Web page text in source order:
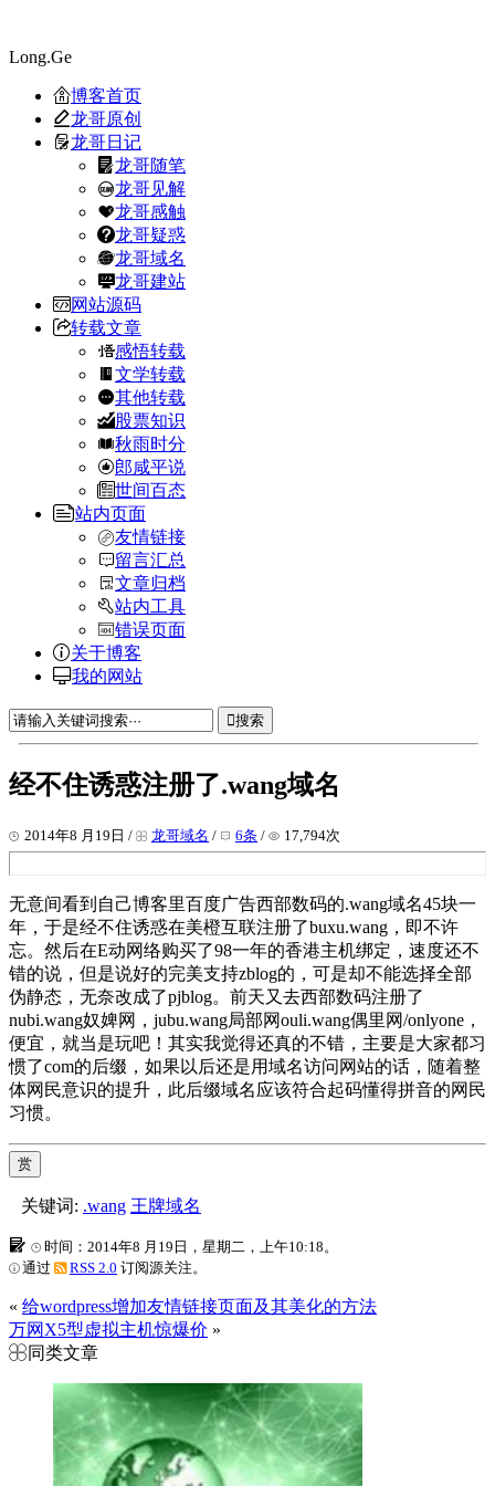
Long.Ge
博客首页
龙哥原创
龙哥日记
龙哥随笔
龙哥见解
龙哥感触
龙哥疑惑
龙哥域名
龙哥建站
网站源码
转载文章
感悟转载
文学转载
其他转载
股票知识
秋雨时分
郎咸平说
世间百态
站内页面
友情链接
留言汇总
文章归档
站内工具
错误页面
关于博客
我的网站
搜索
经不住诱惑注册了.wang域名
2014年8 月19日 / 龙哥域名 / 6条 / 17,794次
无意间看到自己博客里百度广告西部数码的.wang域名45块一
年，于是经不住诱惑在美橙互联注册了buxu.wang，即不许
忘。然后在E动网络购买了98一年的香港主机绑定，速度还不
错的说，但是说好的完美支持zblog的，可是却不能选择全部
伪静态，无奈改成了pjblog。前天又去西部数码注册了
nubi.wang奴婢网，jubu.wang局部网ouli.wang偶里网/onlyone，
便宜，就当是玩吧！其实我觉得还真的不错，主要是大家都习
惯了com的后缀，如果以后还是用域名访问网站的话，随着整
体网民意识的提升，此后缀域名应该符合起码懂得拼音的网民
习惯。
赏
关键词: .wang 王牌域名
时间：2014年8 月19日，星期二，上午10:18。
通过
RSS 2.0 订阅源关注。
« 给wordpress增加友情链接页面及其美化的方法
万网X5型虚拟主机惊爆价 »
同类文章